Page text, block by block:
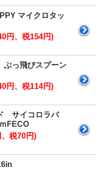
マイクロタッ
円、税154円)
っ飛びスプーン
円、税114円)
サイコロラバ
FECO
税70円)